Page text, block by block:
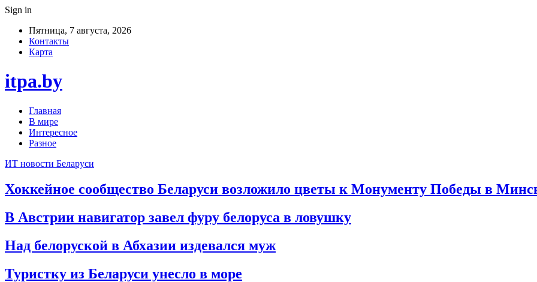
Sign in
Пятница, 7 августа, 2026
Контакты
Карта
itpa.by
Главная
В мире
Интересное
Разное
ИТ новости Беларуси
Хоккейное сообщество Беларуси возложило цветы к Монументу Победы в
В Австрии навигатор завел фуру белоруса в ловушку
Над белоруской в Абхазии издевался муж
Туристку из Беларуси унесло в море